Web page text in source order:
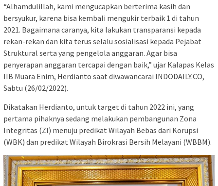
“Alhamdulillah, kami mengucapkan berterima kasih dan
bersyukur, karena bisa kembali mengukir terbaik 1 di tahun
2021. Bagaimana caranya, kita lakukan transparansi kepada
rekan-rekan dan kita terus selalu sosialisasi kepada Pejabat
Struktural serta yang pengelola anggaran. Agar bisa
penyerapan anggaran tercapai dengan baik,” ujar Kalapas Kelas
IIB Muara Enim, Herdianto saat diwawancarai INDODAILY.CO,
Sabtu (26/02/2022).
Dikatakan Herdianto, untuk target di tahun 2022 ini, yang
pertama pihaknya sedang melakukan pembangunan Zona
Integritas (ZI) menuju predikat Wilayah Bebas dari Korupsi
(WBK) dan predikat Wilayah Birokrasi Bersih Melayani (WBBM).